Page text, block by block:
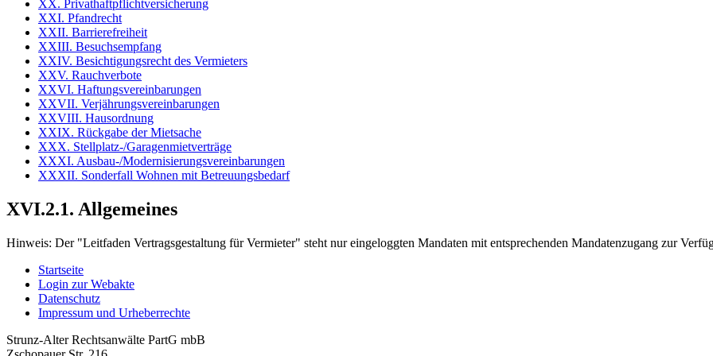
XX. Privathaftpflichtversicherung
XXI. Pfandrecht
XXII. Barrierefreiheit
XXIII. Besuchsempfang
XXIV. Besichtigungsrecht des Vermieters
XXV. Rauchverbote
XXVI. Haftungsvereinbarungen
XXVII. Verjährungsvereinbarungen
XXVIII. Hausordnung
XXIX. Rückgabe der Mietsache
XXX. Stellplatz-/Garagenmietverträge
XXXI. Ausbau-/Modernisierungsvereinbarungen
XXXII. Sonderfall Wohnen mit Betreuungsbedarf
XVI.2.1. Allgemeines
Hinweis: Der "Leitfaden Vertragsgestaltung für Vermieter" steht nur eingeloggten Mandaten mit entsprechenden Mandatenzugang zur
Startseite
Login zur Webakte
Datenschutz
Impressum und Urheberrechte
Strunz-Alter Rechtsanwälte PartG mbB